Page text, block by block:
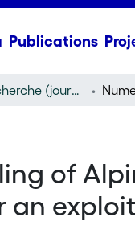
Publications
Article de recherche (journal article)
of